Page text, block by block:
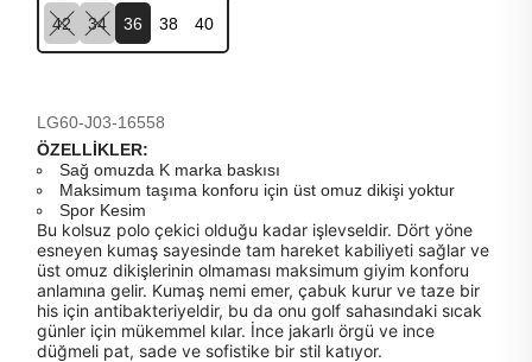
42 34 36 38 40
LG60-J03-16558
ÖZELLİKLER:
Sağ omuzda K marka baskısı
Maksimum taşıma konforu için üst omuz dikişi yoktur
Spor Kesim
Bu kolsuz polo çekici olduğu kadar işlevseldir. Dört yöne
esneyen kumaş sayesinde tam hareket kabiliyeti sağlar ve
üst omuz dikişlerinin olmaması maksimum giyim konforu
anlamına gelir. Kumaş nemi emer, çabuk kurur ve taze bir
his için antibakteriyeldir, bu da onu golf sahasındaki sıcak
günler için mükemmel kılar. İnce jakarlı örgü ve ince
düğmeli pat, sade ve sofistike bir stil katıyor.